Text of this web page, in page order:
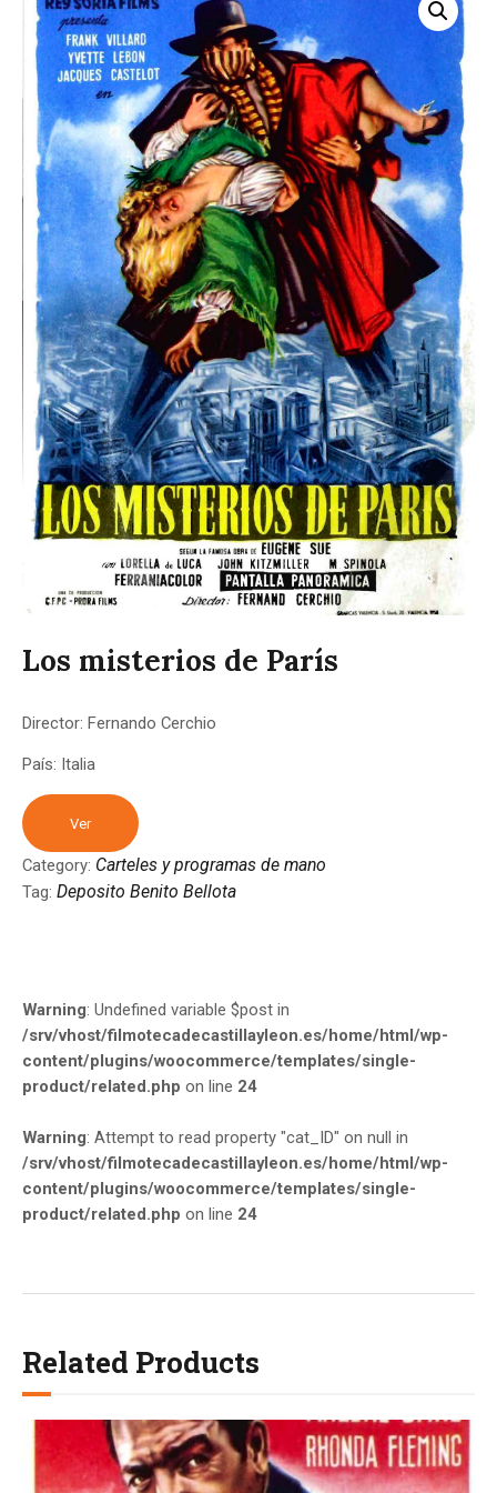
Los misterios de París
Director: Fernando Cerchio
País: Italia
Ver
Category: Carteles y programas de mano
Tag: Deposito Benito Bellota
Warning: Undefined variable $post in
/srv/vhost/filmotecadecastillayleon.es/home/html/wp-
content/plugins/woocommerce/templates/single-
product/related.php on line 24
Warning: Attempt to read property "cat_ID" on null in
/srv/vhost/filmotecadecastillayleon.es/home/html/wp-
content/plugins/woocommerce/templates/single-
product/related.php on line 24
Related Products